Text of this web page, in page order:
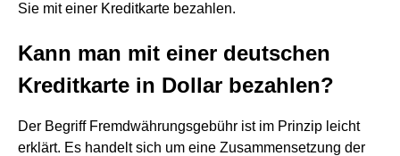
Sie mit einer Kreditkarte bezahlen.
Kann man mit einer deutschen
Kreditkarte in Dollar bezahlen?
Der Begriff Fremdwährungsgebühr ist im Prinzip leicht
erklärt. Es handelt sich um eine Zusammensetzung der